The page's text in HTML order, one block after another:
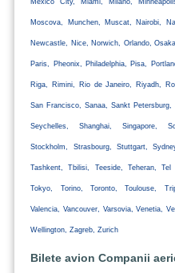
Moscova, Munchen, Muscat, Nairobi,
Newcastle, Nice, Norwich, Orlando,
Paris, Pheonix, Philadelphia, Pisa,
Riga, Rimini, Rio de Janeiro, Riyadh,
San Francisco, Sanaa, Sankt Petersburg,
Seychelles, Shanghai, Singapore,
Stockholm, Strasbourg, Stuttgart,
Tashkent, Tbilisi, Teeside, Teheran, Tel
Tokyo, Torino, Toronto, Toulouse,
Valencia, Vancouver, Varsovia, Venetia,
Wellington, Zagreb, Zurich
Bilete avion Companii